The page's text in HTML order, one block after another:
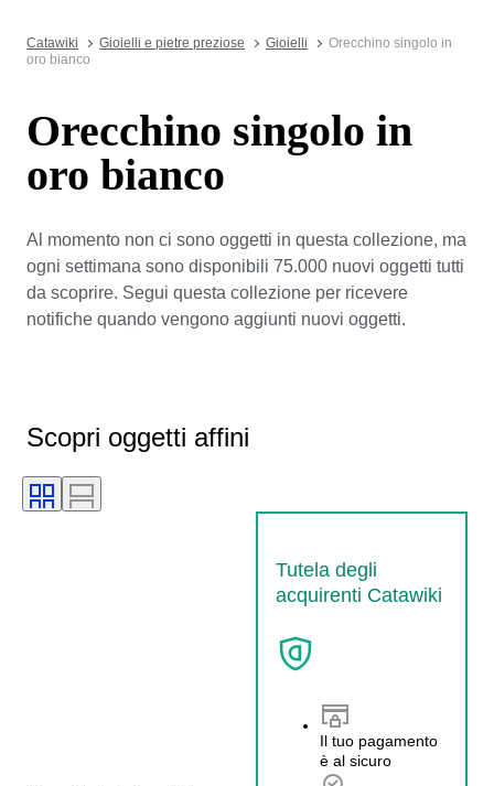
Catawiki Gioielli e pietre preziose Gioielli
Orecchino singolo in
oro bianco
Orecchino singolo in
oro bianco
Al momento non ci sono oggetti in questa collezione, ma
ogni settimana sono disponibili 75.000 nuovi oggetti tutti
da scoprire. Segui questa collezione per ricevere
notifiche quando vengono aggiunti nuovi oggetti.
Scopri oggetti affini
Tutela degli
acquirenti Catawiki
Il tuo pagamento
è al sicuro